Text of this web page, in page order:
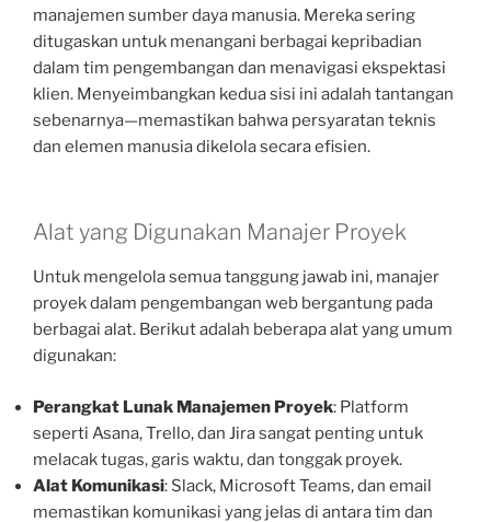
manajemen sumber daya manusia. Mereka sering
ditugaskan untuk menangani berbagai kepribadian
dalam tim pengembangan dan menavigasi ekspektasi
klien. Menyeimbangkan kedua sisi ini adalah tantangan
sebenarnya—memastikan bahwa persyaratan teknis
dan elemen manusia dikelola secara efisien.
Alat yang Digunakan Manajer Proyek
Untuk mengelola semua tanggung jawab ini, manajer
proyek dalam pengembangan web bergantung pada
berbagai alat. Berikut adalah beberapa alat yang umum
digunakan:
Perangkat Lunak Manajemen Proyek: Platform
seperti Asana, Trello, dan Jira sangat penting untuk
melacak tugas, garis waktu, dan tonggak proyek.
Alat Komunikasi: Slack, Microsoft Teams, dan email
memastikan komunikasi yang jelas di antara tim dan